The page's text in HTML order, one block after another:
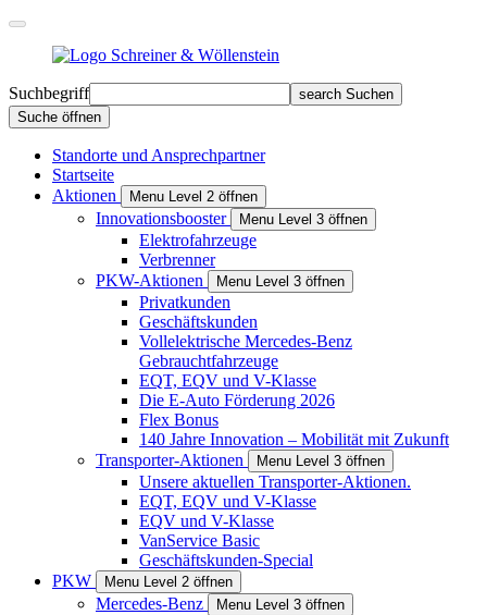
Suchbegriff search Suchen
Suche öffnen
Standorte und Ansprechpartner
Startseite
Aktionen
Menu Level 2 öffnen
Innovationsbooster Menu Level 3 öffnen
Elektrofahrzeuge
Verbrenner
PKW-Aktionen
Menu Level 3 öffnen
Privat­kunden
Geschäfts­kunden
Vollelektrische Mercedes-Benz
Gebrauchtfahrzeuge
EQT, EQV und V-Klasse
Die E-Auto Förderung 2026
Flex Bonus
140 Jahre Innovation – Mobilität mit Zukunft
Transporter-Aktionen
Menu Level 3 öffnen
Unsere aktuellen Transporter-Aktionen.
EQT, EQV und V-Klasse
EQV und V-Klasse
VanService Basic
Geschäftskunden-Special
PKW
Menu Level 2 öffnen
Mercedes-Benz Menu Level 3 öffnen